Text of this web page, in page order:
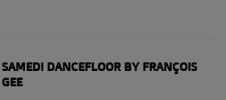
SAMEDI DANCEFLOOR BY FRANÇOIS
GEE